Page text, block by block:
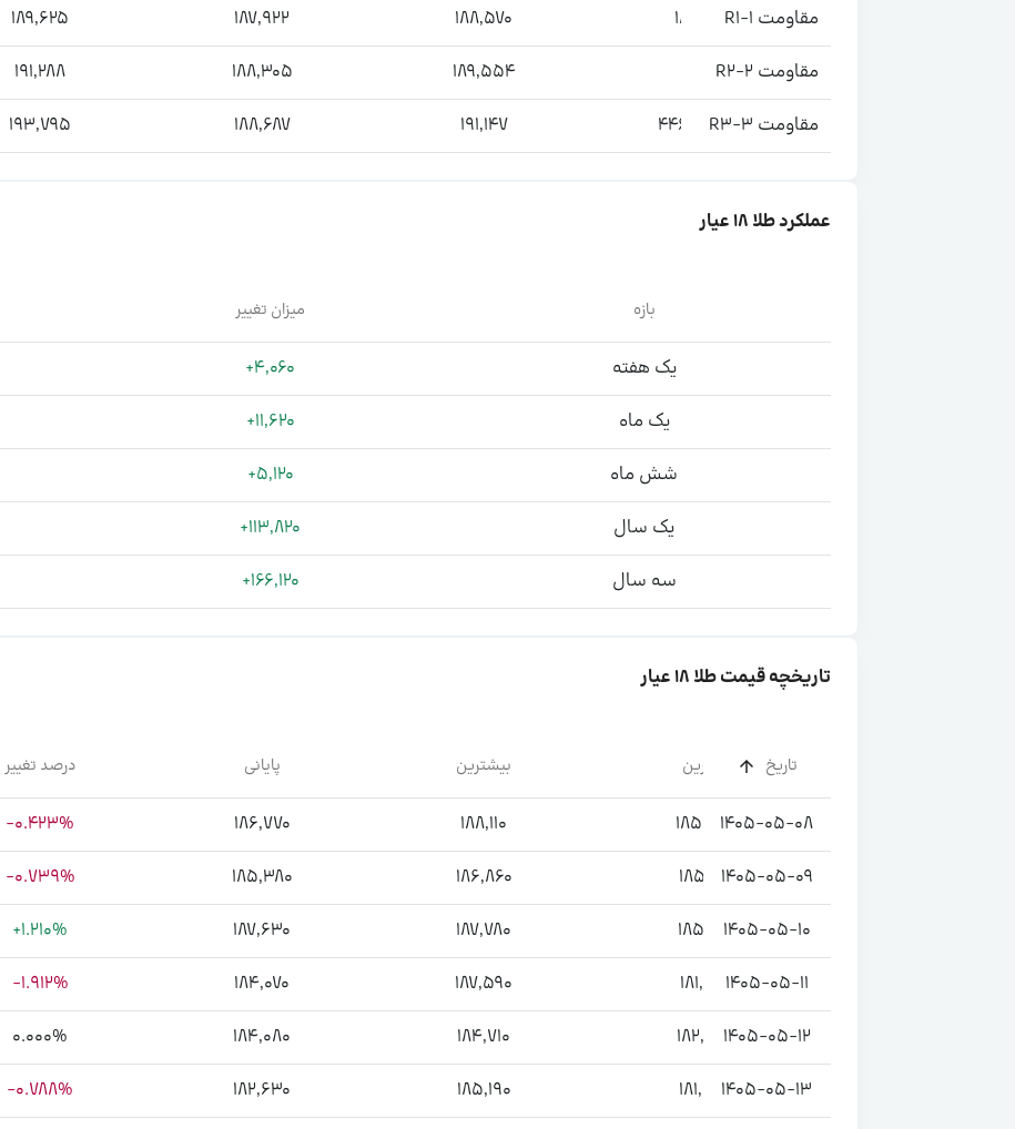
189,343
188,570
187,922
189,625
191,147
189,554
188,305
191,288
446,784,067
191,147
188,687
193,795
مقاومت R1-1
مقاومت R2-2
مقاومت R3-3
عملکرد طلا ۱۸ عیار
بازه میزان تغییر
یک هفته +4,060
یک ماه
+11,620
شش ماه
+5,120
یک سال
+113,820
سه سال
+166,120
تاریخچه قیمت طلا ۱۸ عیار
کمترین بیشترین پایانی درصد تغییر تاریخ
185,740
188,110
186,770
-0.423%
185,170
186,860
185,380
-0.739%
185,200
187,780
187,630
+1.210%
181,570
187,590
184,070
-1.912%
182,430
184,710
184,080
0.000%
181,500
185,190
182,630
-0.788%
1405-05-08
1405-05-09
1405-05-10
1405-05-11
1405-05-12
1405-05-13